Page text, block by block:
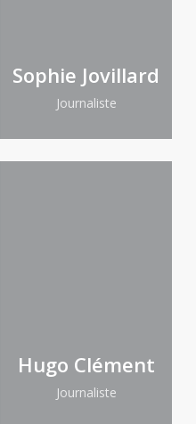
Sophie Jovillard
Journaliste
Hugo Clément
Journaliste